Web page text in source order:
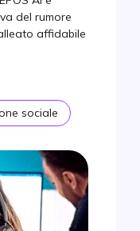
chiara a basso
del rumore
affidabile
sociale